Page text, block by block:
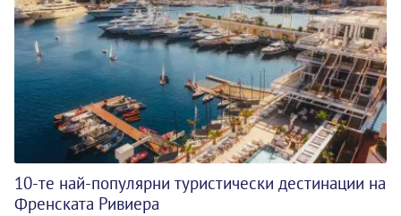
10-те най-популярни туристически дестинации на
Френската Ривиера